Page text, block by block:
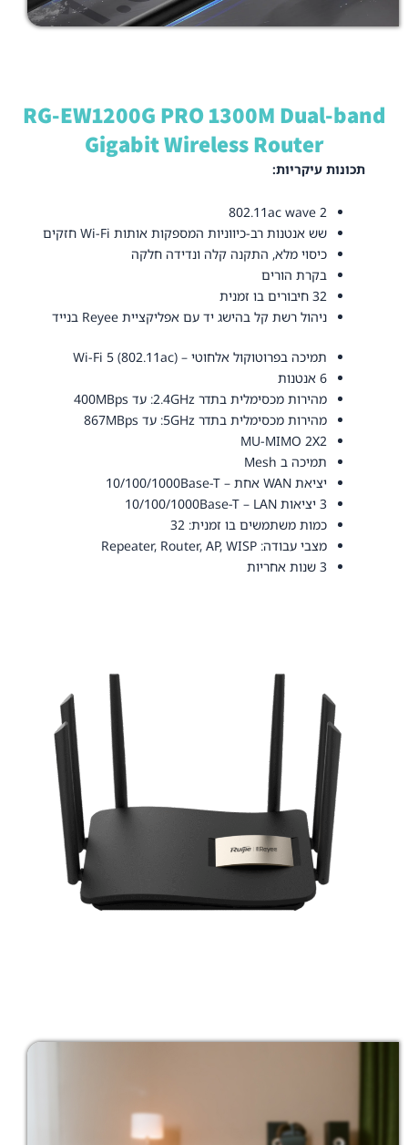
RG-EW1200G PRO 1300M Dual-band
Gigabit Wireless Router
תכונות עיקריות:
2 802.11ac wave
שש אנטנות רב-כיווניות המספקות אותות Wi-Fi חזקים
כיסוי מלא, התקנה קלה ונדידה חלקה
בקרת הורים
32 חיבורים בו זמנית
ניהול רשת קל בהישג יד עם אפליקציית Reyee בנייד
תמיכה בפרוטוקול אלחוטי – Wi-Fi 5 (802.11ac)
6 אנטנות
מהירות מכסימלית בתדר 2.4GHz: עד 400MBps
מהירות מכסימלית בתדר 5GHz: עד 867MBps
MU-MIMO 2X2
תמיכה ב Mesh
יציאת WAN אחת – 10/100/1000Base-T
3 יציאות 10/100/1000Base-T – LAN
כמות משתמשים בו זמנית: 32
מצבי עבודה: Repeater, Router, AP, WISP
3 שנות אחריות